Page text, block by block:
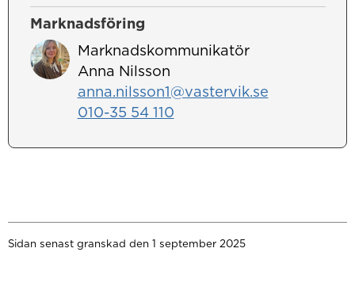
Marknadsföring
Marknadskommunikatör
Anna Nilsson
anna.nilsson1@vastervik.se
010-35 54 110
Sidan senast granskad den 1 september 2025